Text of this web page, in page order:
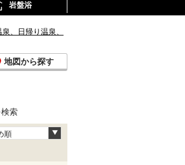
岩盤浴
、日帰り温泉、
地図から探す
索
順